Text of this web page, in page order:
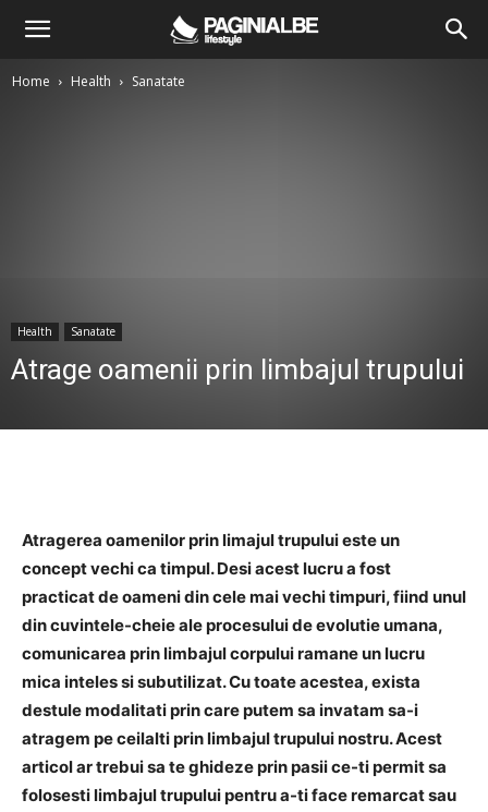
Home Health Sanatate
Health Sanatate
Atrage oamenii prin limbajul trupului
Atragerea oamenilor prin limajul trupului este un
concept vechi ca timpul. Desi acest lucru a fost
practicat de oameni din cele mai vechi timpuri, fiind unul
din cuvintele-cheie ale procesului de evolutie umana,
comunicarea prin limbajul corpului ramane un lucru
mica inteles si subutilizat. Cu toate acestea, exista
destule modalitati prin care putem sa invatam sa-i
atragem pe ceilalti prin limbajul trupului nostru. Acest
articol ar trebui sa te ghideze prin pasii ce-ti permit sa
folosesti limbajul trupului pentru a-ti face remarcat sau